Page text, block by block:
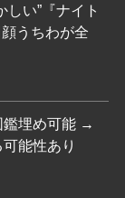
い”『ナイト
うちわが全
鑑埋め可能 →
能性あり